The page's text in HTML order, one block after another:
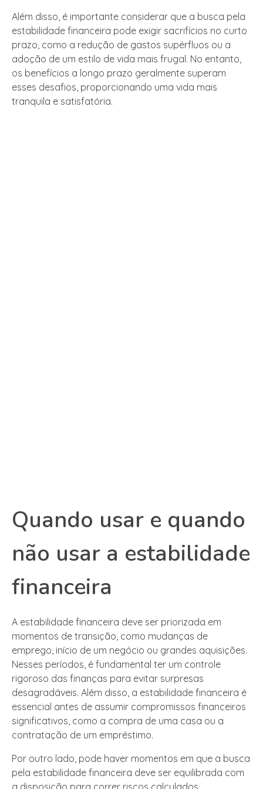
Além disso, é importante considerar que a busca pela
estabilidade financeira pode exigir sacrifícios no curto
prazo, como a redução de gastos supérfluos ou a
adoção de um estilo de vida mais frugal. No entanto,
os benefícios a longo prazo geralmente superam
esses desafios, proporcionando uma vida mais
tranquila e satisfatória.
Quando usar e quando
não usar a estabilidade
financeira
A estabilidade financeira deve ser priorizada em
momentos de transição, como mudanças de
emprego, início de um negócio ou grandes aquisições.
Nesses períodos, é fundamental ter um controle
rigoroso das finanças para evitar surpresas
desagradáveis. Além disso, a estabilidade financeira é
essencial antes de assumir compromissos financeiros
significativos, como a compra de uma casa ou a
contratação de um empréstimo.
Por outro lado, pode haver momentos em que a busca
pela estabilidade financeira deve ser equilibrada com